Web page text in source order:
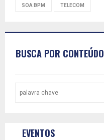
SOA BPM TELECOM
BUSCA POR CONTEÚDO
EVENTOS